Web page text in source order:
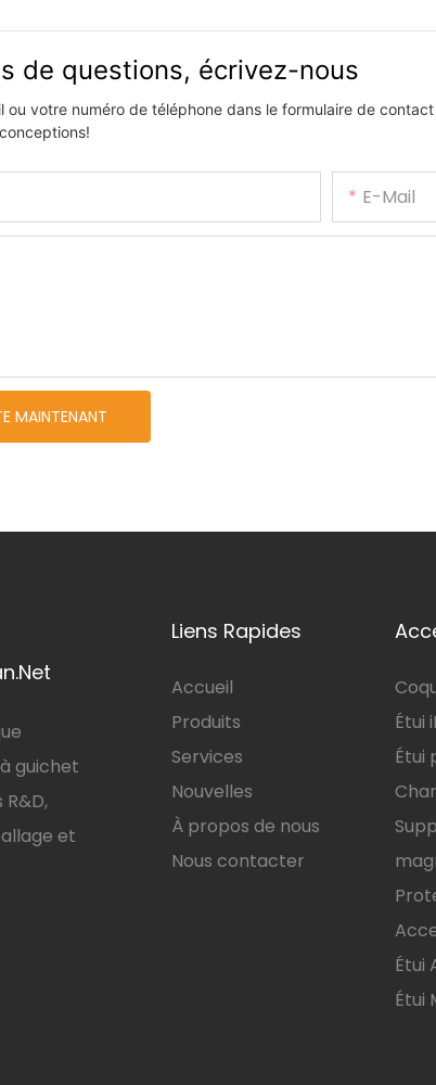
de questions, écrivez-nous
votre numéro de téléphone dans le formulaire de
E-Mail
MAINTENANT
guichet
et
Liens Rapides
Accueil
Produits
Services
Nouvelles
À propos de nous
Nous contacter
Étui
Étui
Étui
Étui